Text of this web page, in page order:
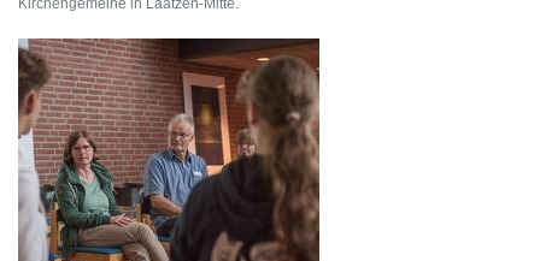
Kirchengemeine in Laatzen-Mitte.